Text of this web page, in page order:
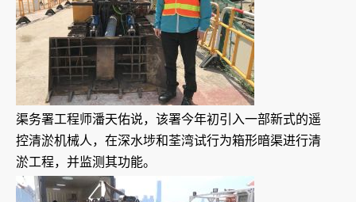
渠务署工程师潘天佑说，该署今年初引入一部新式的遥
控清淤机械人，在深水埗和荃湾试行为箱形暗渠进行清
淤工程，并监测其功能。